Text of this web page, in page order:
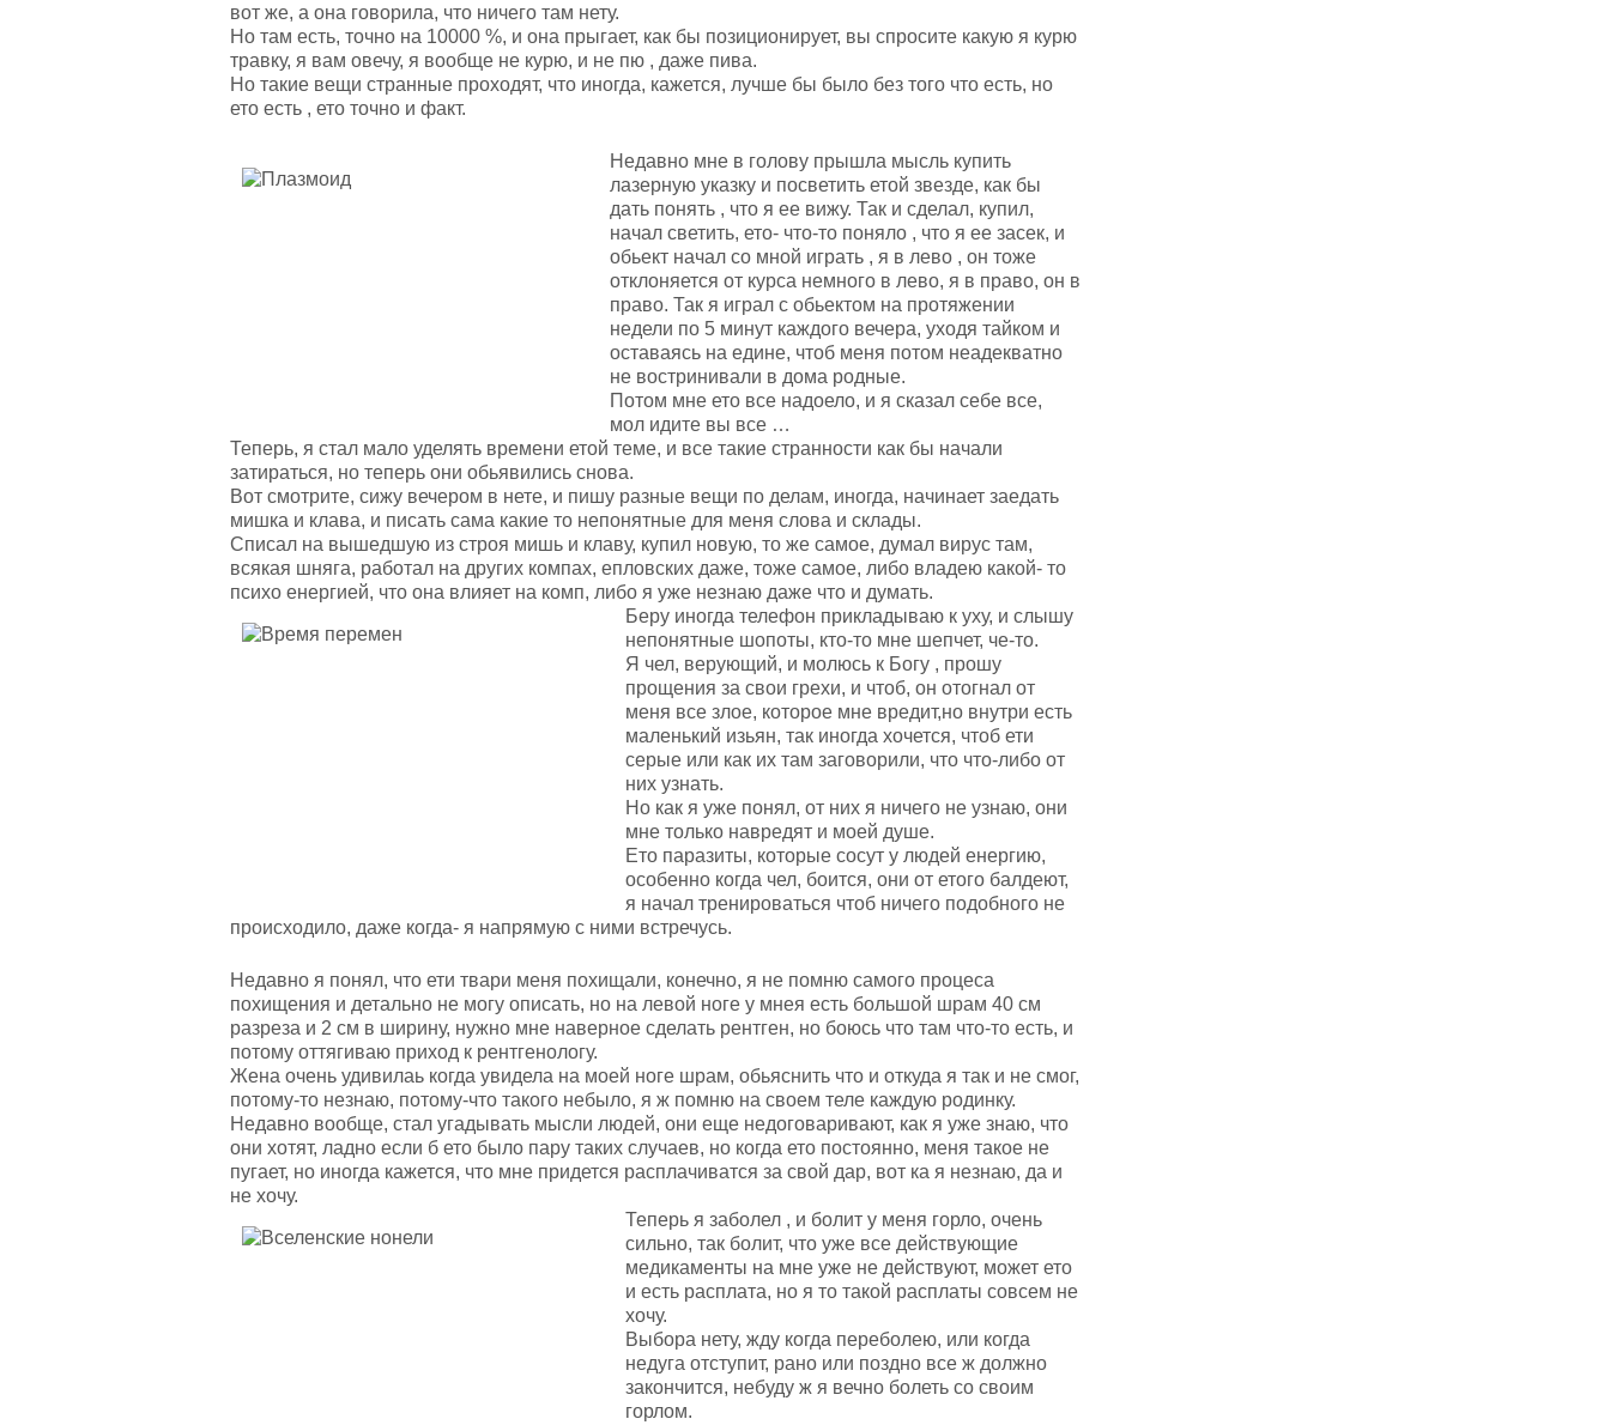
вот же, а она говорила, что ничего там нету.
Но там есть, точно на 10000 %, и она прыгает, как бы позиционирует, вы спросите какую я курю
травку, я вам овечу, я вообще не курю, и не пю , даже пива.
Но такие вещи странные проходят, что иногда, кажется, лучше бы было без того что есть, но
ето есть , ето точно и факт.
Недавно мне в голову прышла мысль купить
лазерную указку и посветить етой звезде, как бы
дать понять , что я ее вижу. Так и сделал, купил,
начал светить, ето- что-то поняло , что я ее засек, и
обьект начал со мной играть , я в лево , он тоже
отклоняется от курса немного в лево, я в право, он в
право. Так я играл с обьектом на протяжении
недели по 5 минут каждого вечера, уходя тайком и
оставаясь на едине, чтоб меня потом неадекватно
не востринивали в дома родные.
Потом мне ето все надоело, и я сказал себе все,
мол идите вы все …
Теперь, я стал мало уделять времени етой теме, и все такие странности как бы начали
затираться, но теперь они обьявились снова.
Вот смотрите, сижу вечером в нете, и пишу разные вещи по делам, иногда, начинает заедать
мишка и клава, и писать сама какие то непонятные для меня слова и склады.
Списал на вышедшую из строя мишь и клаву, купил новую, то же самое, думал вирус там,
всякая шняга, работал на других компах, епловских даже, тоже самое, либо владею какой- то
психо енергией, что она влияет на комп, либо я уже незнаю даже что и думать.
Беру иногда телефон прикладываю к уху, и слышу
непонятные шопоты, кто-то мне шепчет, че-то.
Я чел, верующий, и молюсь к Богу , прошу
прощения за свои грехи, и чтоб, он отогнал от
меня все злое, которое мне вредит,но внутри есть
маленький изьян, так иногда хочется, чтоб ети
серые или как их там заговорили, что что-либо от
них узнать.
Но как я уже понял, от них я ничего не узнаю, они
мне только навредят и моей душе.
Ето паразиты, которые сосут у людей енергию,
особенно когда чел, боится, они от етого балдеют,
я начал тренироваться чтоб ничего подобного не
происходило, даже когда- я напрямую с ними встречусь.
Недавно я понял, что ети твари меня похищали, конечно, я не помню самого процеса
похищения и детально не могу описать, но на левой ноге у мнея есть большой шрам 40 см
разреза и 2 см в ширину, нужно мне наверное сделать рентген, но боюсь что там что-то есть, и
потому оттягиваю приход к рентгенологу.
Жена очень удивилаь когда увидела на моей ноге шрам, обьяснить что и откуда я так и не смог,
потому-то незнаю, потому-что такого небыло, я ж помню на своем теле каждую родинку.
Недавно вообще, стал угадывать мысли людей, они еще недоговаривают, как я уже знаю, что
они хотят, ладно если б ето было пару таких случаев, но когда ето постоянно, меня такое не
пугает, но иногда кажется, что мне придется расплачиватся за свой дар, вот ка я незнаю, да и
не хочу.
Теперь я заболел , и болит у меня горло, очень
сильно, так болит, что уже все действующие
медикаменты на мне уже не действуют, может ето
и есть расплата, но я то такой расплаты совсем не
хочу.
Выбора нету, жду когда переболею, или когда
недуга отступит, рано или поздно все ж должно
закончится, небуду ж я вечно болеть со своим
горлом.